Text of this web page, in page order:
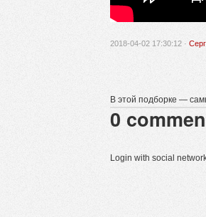
2018-04-02 17:30:12 ·
В этой подборке —
0
Login with social